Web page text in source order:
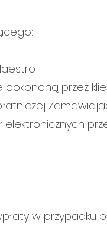
przez
w przypadku